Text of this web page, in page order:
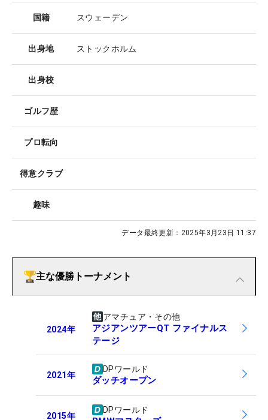
国籍 スウェーデン
出身地 ストックホルム
出身校
ゴルフ歴
プロ転向
得意クラブ
趣味
データ最終更新： 2025年3月23日 11:37
主な優勝トーナメント
2024年
アマチュア・その他
アジアンツアーQT ファイナルス
テージ
2021年
DPワールド
ダッチオープン
2015年
DPワールド